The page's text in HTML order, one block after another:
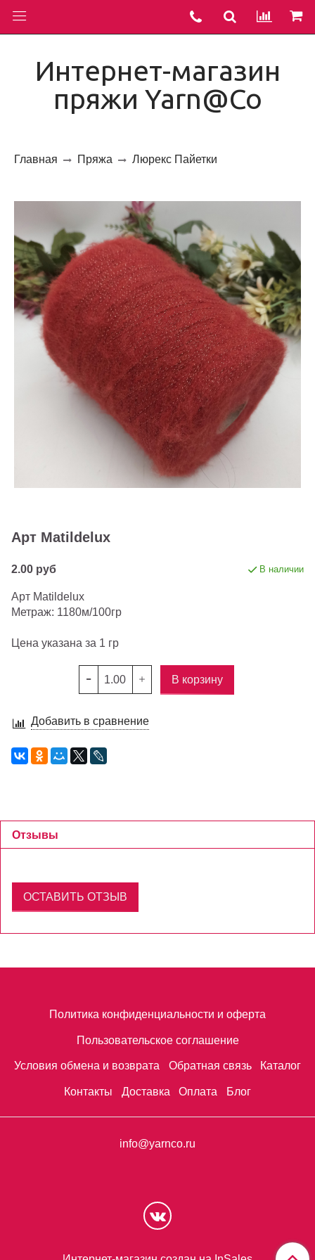
Интернет-магазин
пряжи Yarn@Co
Главная Пряжа Люрекс Пайетки
Арт Matildelux
2.00 руб В наличии
Арт Matildelux
Метраж: 1180м/100гр
Цена указана за 1 гр
В корзину
Добавить в сравнение
Отзывы
ОСТАВИТЬ ОТЗЫВ
Политика конфиденциальности и оферта
Пользовательское соглашение
Условия обмена и возврата Обратная связь Каталог
Контакты Доставка Оплата Блог
info@yarnco.ru